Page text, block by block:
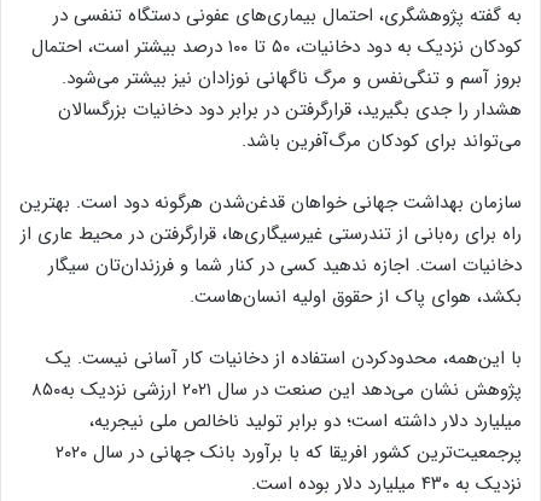
به گفته پژوهشگری، احتمال بیماری‌های عفونی دستگاه تنفسی در
کودکان نزدیک به دود دخانیات، ۵۰ تا ۱۰۰ درصد بیشتر است، احتمال
بروز آسم و تنگی‌نفس و مرگ ناگهانی نوزادان نیز بیشتر می‌شود.
هشدار را جدی بگیرید، قرارگرفتن در برابر دود دخانیات بزرگسالان
می‌تواند برای کودکان مرگ‌آفرین باشد.
سازمان بهداشت جهانی خواهان قدغن‌شدن هرگونه دود است. بهترین
راه برای ره‌بانی از تندرستی غیر‌سیگاری‌ها، قرارگرفتن در محیط‌ عاری از
دخانیات است. اجازه ندهید کسی در کنار شما و فرزندان‌تان سیگار
بکشد، هوای پاک از حقوق اولیه انسان‌هاست.
با این‌همه، محدودکردن استفاده از دخانیات کار آسانی نیست. یک
پژوهش نشان می‌دهد این صنعت در سال ۲۰۲۱ ارزشی نزدیک به۸۵۰
میلیارد دلار داشته است؛ دو برابر تولید ناخالص ملی نیجریه،
پر‌جمعیت‌ترین کشور‌ افریقا که با برآورد بانک جهانی در سال ۲۰۲۰
نزدیک به ۴۳۰ میلیارد دلار بوده است.